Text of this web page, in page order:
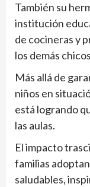
También su
institución
de cocineras y
los demás
Más allá de
niños en
está logrando
las aulas.
El impacto
familias
saludables,